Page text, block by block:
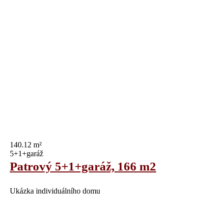
140.12 m²
5+1+garáž
Patrový 5+1+garáž, 166 m2
Ukázka individuálního domu